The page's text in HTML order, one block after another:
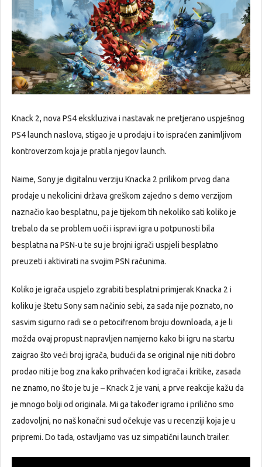
Knack 2, nova PS4 ekskluziva i nastavak ne pretjerano uspješnog
PS4 launch naslova, stigao je u prodaju i to ispraćen zanimljivom
kontroverzom koja je pratila njegov launch.
Naime, Sony je digitalnu verziju Knacka 2 prilikom prvog dana
prodaje u nekolicini država greškom zajedno s demo verzijom
naznačio kao besplatnu, pa je tijekom tih nekoliko sati koliko je
trebalo da se problem uoči i ispravi igra u potpunosti bila
besplatna na PSN-u te su je brojni igrači uspjeli besplatno
preuzeti i aktivirati na svojim PSN računima.
Koliko je igrača uspjelo zgrabiti besplatni primjerak Knacka 2 i
koliku je štetu Sony sam načinio sebi, za sada nije poznato, no
sasvim sigurno radi se o petocifrenom broju downloada, a je li
možda ovaj propust napravljen namjerno kako bi igru na startu
zaigrao što veći broj igrača, budući da se original nije niti dobro
prodao niti je bog zna kako prihvaćen kod igrača i kritike, zasada
ne znamo, no što je tu je – Knack 2 je vani, a prve reakcije kažu da
je mnogo bolji od originala. Mi ga također igramo i prilično smo
zadovoljni, no naš konačni sud očekuje vas u recenziji koja je u
pripremi. Do tada, ostavljamo vas uz simpatični launch trailer.